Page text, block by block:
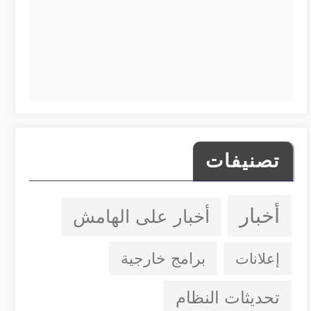
تصنيفات
أخبار أخبار على الهامش
إعلانات برامج خارجية
تحديثات النظام